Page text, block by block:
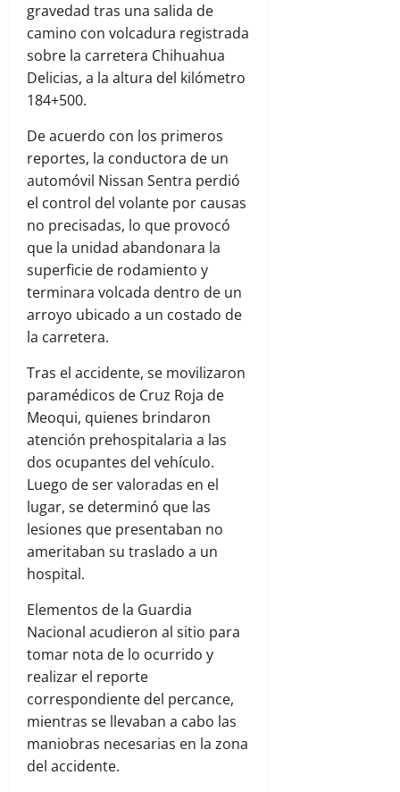
gravedad tras una salida de
camino con volcadura registrada
sobre la carretera Chihuahua
Delicias, a la altura del kilómetro
184+500.
De acuerdo con los primeros
reportes, la conductora de un
automóvil Nissan Sentra perdió
el control del volante por causas
no precisadas, lo que provocó
que la unidad abandonara la
superficie de rodamiento y
terminara volcada dentro de un
arroyo ubicado a un costado de
la carretera.
Tras el accidente, se movilizaron
paramédicos de Cruz Roja de
Meoqui, quienes brindaron
atención prehospitalaria a las
dos ocupantes del vehículo.
Luego de ser valoradas en el
lugar, se determinó que las
lesiones que presentaban no
ameritaban su traslado a un
hospital.
Elementos de la Guardia
Nacional acudieron al sitio para
tomar nota de lo ocurrido y
realizar el reporte
correspondiente del percance,
mientras se llevaban a cabo las
maniobras necesarias en la zona
del accidente.